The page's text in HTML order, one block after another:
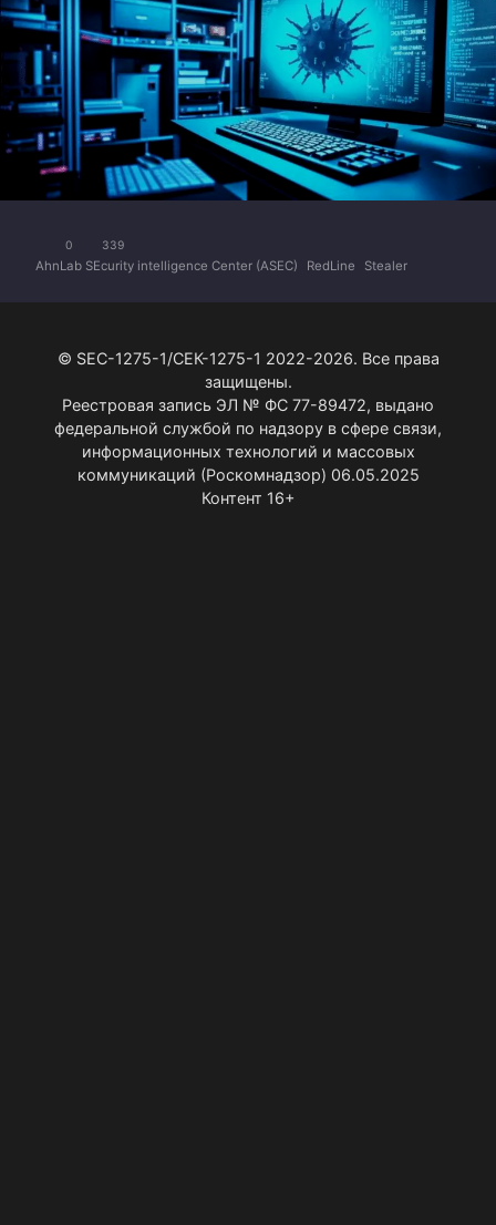
0 339
AhnLab SEcurity intelligence Center (ASEC) RedLine Stealer
© SEC-1275-1/СЕК-1275-1 2022-2026. Все права
защищены.
Реестровая запись ЭЛ № ФС 77-89472, выдано
федеральной службой по надзору в сфере связи,
информационных технологий и массовых
коммуникаций (Роскомнадзор) 06.05.2025
Контент 16+